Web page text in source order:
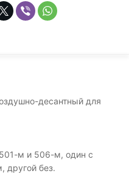
десантный для
м и 506-м, один с
другой без.